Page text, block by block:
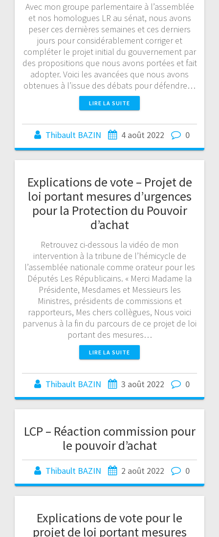
Avec mon groupe parlementaire à l’assemblée
et nos homologues LR au sénat, nous avons
peser ces dernières semaines et ces derniers
jours pour considérablement corriger et
compléter le projet initial du gouvernement par
des propositions que nous avons portées et fait
adopter. Voici les avancées que nous avons
obtenues à l’issue des débats pour défendre…
LIRE LA SUITE
Thibault BAZIN 4 août 2022 0
Explications de vote – Projet de
loi portant mesures d’urgences
pour la Protection du Pouvoir
d’achat
Retrouvez ci-dessous la vidéo de mon
intervention à la tribune de l’hémicycle de
l’assemblée nationale comme orateur pour les
Députés Les Républicains. « Merci Madame la
Présidente, Mesdames et Messieurs les
Ministres, présidents de commissions et
rapporteurs, Mes chers collègues, Nous voici
parvenus à la fin du parcours de ce projet de loi
portant des mesures…
LIRE LA SUITE
Thibault BAZIN 3 août 2022 0
LCP – Réaction commission pour
le pouvoir d’achat
Thibault BAZIN 2 août 2022 0
Explications de vote pour le
projet de loi portant mesures